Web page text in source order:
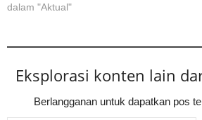
dalam "Aktual"
Eksplorasi konten lain
Berlangganan untuk dapatkan pos
Ketikkan email Anda...